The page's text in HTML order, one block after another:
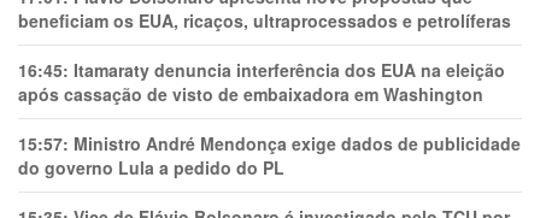
beneficiam os EUA, ricaços, ultraprocessados e petrolíferas
16:45: Itamaraty denuncia interferência dos EUA na eleição
após cassação de visto de embaixadora em Washington
15:57: Ministro André Mendonça exige dados de publicidade
do governo Lula a pedido do PL